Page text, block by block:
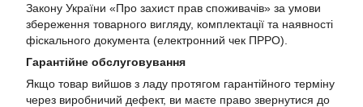
Закону України «Про захист прав споживачів» за умови
збереження товарного вигляду, комплектації та наявності
фіскального документа (електронний чек ПРРО).
Гарантійне обслуговування
Якщо товар вийшов з ладу протягом гарантійного терміну
через виробничий дефект, ви маєте право звернутися до